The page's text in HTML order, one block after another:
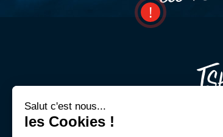
Une
Salut c'est nous...
les Cookies !